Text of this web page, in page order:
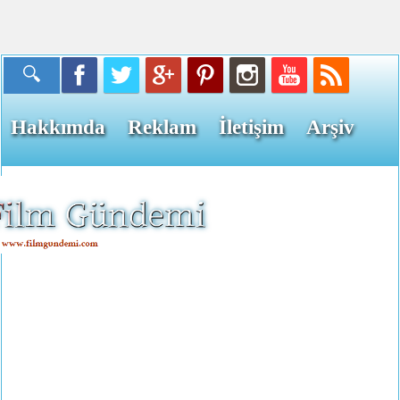
Hakkımda Reklam İletişim Arşiv